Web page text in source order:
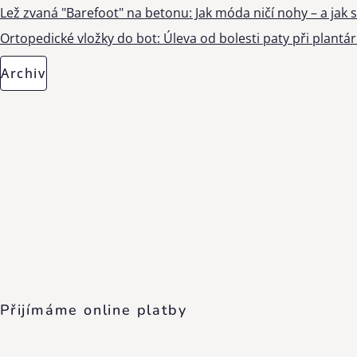
Lež zvaná "Barefoot" na betonu: Jak móda ničí nohy – a jak
Ortopedické vložky do bot: Úleva od bolesti paty při
Archiv
Přijímáme online platby